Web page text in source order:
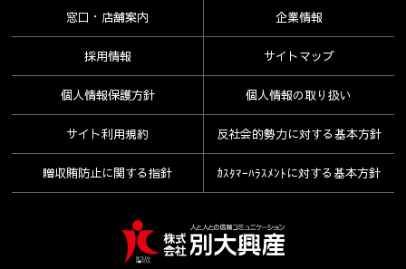
窓口・店舗案内 企業情報
採用情報 サイトマップ
個人情報保護方針 個人情報の取り扱い
サイト利用規約 反社会的勢力に対する基本方針
贈収賄防止に関する指針 ｶｽﾀﾏｰﾊﾗｽﾒﾝﾄに対する基本方針